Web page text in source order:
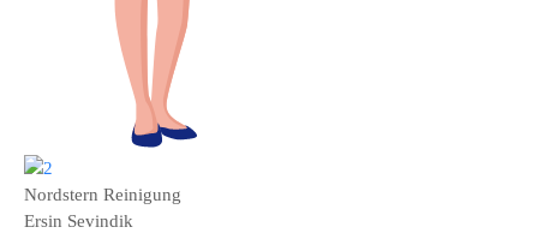
Nordstern Reinigung
Ersin Sevindik